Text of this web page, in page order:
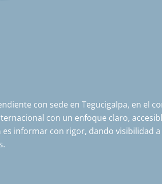
con sede en Tegucigalpa, en el
con un enfoque claro,
informar con rigor, dando visibilidad